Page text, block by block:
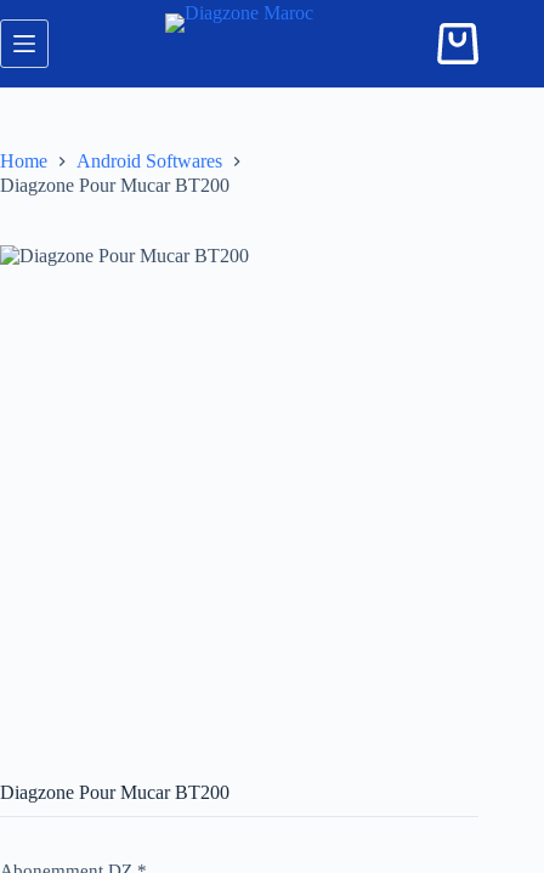
content
Shopping
Home
Android Softwares
Diagzone Pour Mucar BT200
Diagzone Pour Mucar BT200